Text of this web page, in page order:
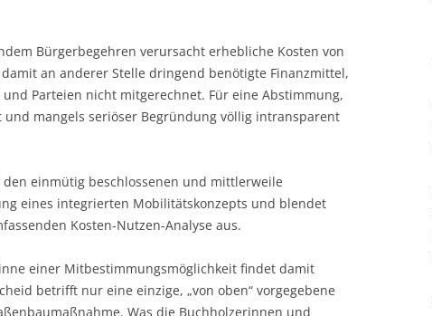
Bürgerbegehren verursacht erhebliche Kosten von
an anderer Stelle dringend benötigte Finanzmittel,
Parteien nicht mitgerechnet. Für eine Abstimmung,
und mangels seriöser Begründung völlig intransparent
einmütig beschlossenen und mittlerweile
eines integrierten Mobilitätskonzepts und blendet
Kosten-Nutzen-Analyse aus.
einer Mitbestimmungsmöglichkeit findet damit
betrifft nur eine einzige, „von oben“ vorgegebene
Was die Buchholzerinnen und